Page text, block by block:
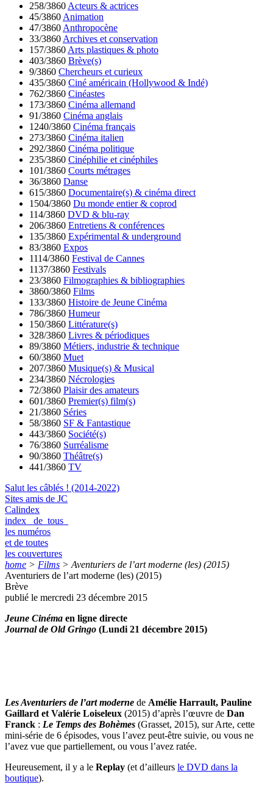
258/3860 Acteurs & actrices
45/3860 Animation
47/3860 Anthropocène
33/3860 Archives et conservation
157/3860 Arts plastiques & photo
403/3860 Brève(s)
9/3860 Chercheurs et curieux
435/3860 Ciné américain (Hollywood & Indé)
762/3860 Cinéastes
173/3860 Cinéma allemand
91/3860 Cinéma anglais
1240/3860 Cinéma français
273/3860 Cinéma italien
292/3860 Cinéma politique
235/3860 Cinéphilie et cinéphiles
101/3860 Courts métrages
36/3860 Danse
615/3860 Documentaire(s) & cinéma direct
1504/3860 Du monde entier & coprod
114/3860 DVD & blu-ray
206/3860 Entretiens & conférences
135/3860 Expérimental & underground
83/3860 Expos
1114/3860 Festival de Cannes
1137/3860 Festivals
23/3860 Filmographies & bibliographies
3860/3860 Films
133/3860 Histoire de Jeune Cinéma
786/3860 Humeur
150/3860 Littérature(s)
328/3860 Livres & périodiques
89/3860 Métiers, industrie & technique
60/3860 Muet
207/3860 Musique(s) & Musical
234/3860 Nécrologies
72/3860 Plaisir des amateurs
601/3860 Premier(s) film(s)
21/3860 Séries
58/3860 SF & Fantastique
443/3860 Société(s)
76/3860 Surréalisme
90/3860 Théâtre(s)
441/3860 TV
Salut les câblés ! (2014-2022)
Sites amis de JC
Calindex
index de tous
les numéros
et de toutes
les couvertures
home > Films > Aventuriers de l’art moderne (les) (2015)
Aventuriers de l’art moderne (les) (2015)
Brève
publié le mercredi 23 décembre 2015
Jeune Cinéma en ligne directe
Journal de Old Gringo (Lundi 21 décembre 2015)
Les Aventuriers de l’art moderne de Amélie Harrault, Pauline
Gaillard et Valérie Loiseleux (2015) d’après l’œuvre de Dan
Franck : Le Temps des Bohèmes (Grasset, 2015), sur Arte, cette
mini-série de 6 épisodes, vous l’avez peut-être suivie, ou vous ne
l’avez vue que partiellement, ou vous l’avez ratée.
Heureusement, il y a le Replay (et d’ailleurs le DVD dans la
boutique).